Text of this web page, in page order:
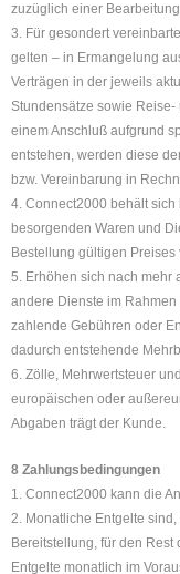
zuzüglich einer
3. Für gesondert
gelten – in Ermangelung
Verträgen in der jeweils
Stundensätze sowie
einem Anschluß aufgrund
entstehen, werden diese
bzw. Vereinbarung in
4. Connect2000 behält
besorgenden Waren und
Bestellung gültigen Preises
5. Erhöhen sich nach mehr
andere Dienste im
zahlende Gebühren oder
dadurch entstehende
6. Zölle, Mehrwertsteuer
europäischen oder
Abgaben trägt der Kunde.
8 Zahlungsbedingungen
1. Connect2000 kann die
2. Monatliche Entgelte
Bereitstellung, für den
Entgelte monatlich im